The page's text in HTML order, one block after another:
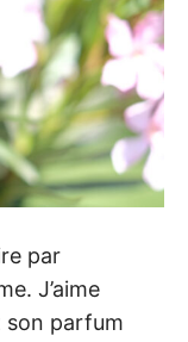
par
J’aime
son parfum